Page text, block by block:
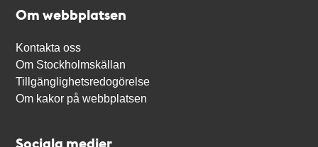
Om webbplatsen
Kontakta oss
Om Stockholmskällan
Tillgänglighetsredogörelse
Om kakor på webbplatsen
Sociala medier